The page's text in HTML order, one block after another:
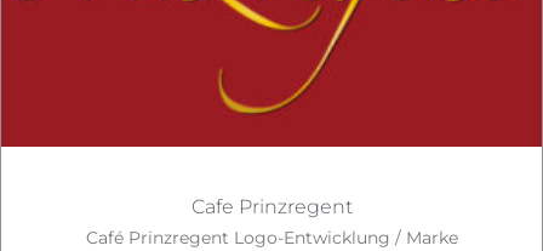
Cafe Prinzregent
Café Prinzregent Logo-Entwicklung / Marke